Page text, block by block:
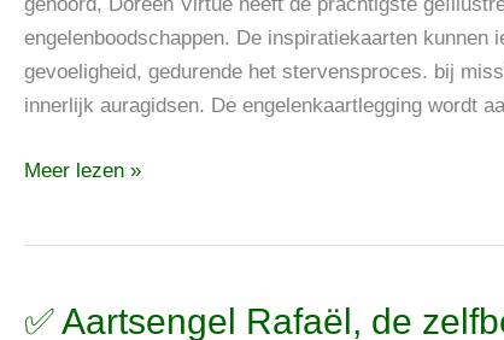
gehoord, Doreen Virtue heeft de prachtigste
engelenboodschappen. De inspiratiekaarten kunnen
gevoeligheid, gedurende het stervensproces. bij
innerlijk auragidsen. De engelenkaartlegging wordt
zo
horen,
dat
aangeleerd,
de
engelkaarten
Meer lezen »
✅ Aartsengel Rafaël, de
✅